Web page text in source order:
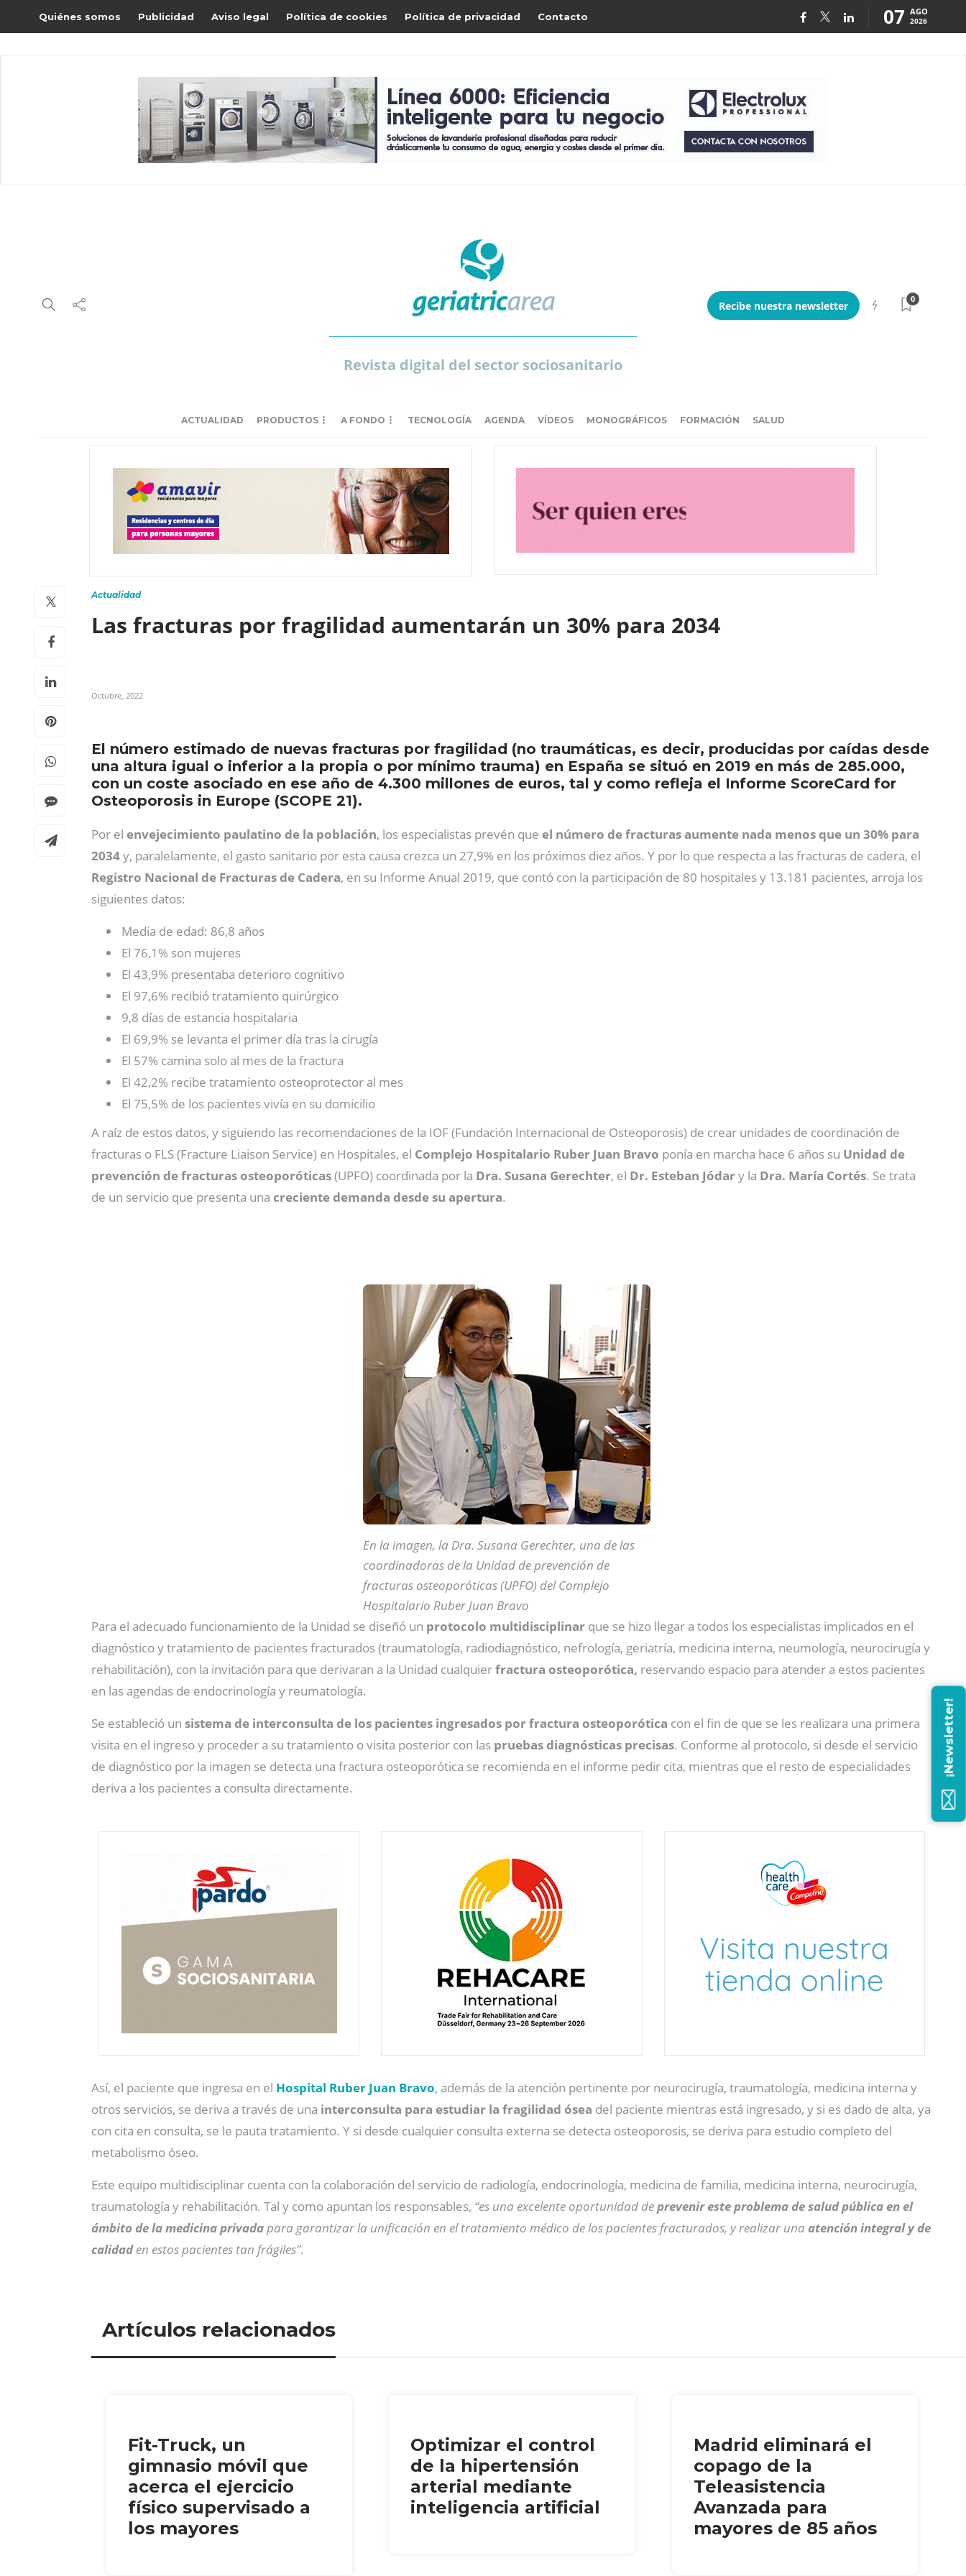
Quiénes somos Publicidad Aviso legal Política de cookies Política de privacidad Contacto 07 AGO
2026
Revista digital del sector sociosanitario
Recibe nuestra newsletter
0
ACTUALIDAD PRODUCTOS A FONDO TECNOLOGÍA AGENDA VÍDEOS MONOGRÁFICOS FORMACIÓN SALUD
Actualidad
Las fracturas por fragilidad aumentarán un 30% para 2034
Octubre, 2022
El número estimado de nuevas fracturas por fragilidad (no traumáticas, es decir, producidas por caídas desde
una altura igual o inferior a la propia o por mínimo trauma) en España se situó en 2019 en más de 285.000,
con un coste asociado en ese año de 4.300 millones de euros, tal y como refleja el Informe ScoreCard for
Osteoporosis in Europe (SCOPE 21).
Por el envejecimiento paulatino de la población, los especialistas prevén que el número de fracturas aumente nada menos que un 30% para
2034y, paralelamente, el gasto sanitario por esta causa crezca un 27,9% en los próximos diez años. Y por lo que respecta a las fracturas de cadera, el
Registro Nacional de Fracturas de Cadera, en su Informe Anual 2019, que contó con la participación de 80 hospitales y 13.181 pacientes, arroja los
siguientes datos:
Media de edad: 86,8 años
El 76,1% son mujeres
El 43,9% presentaba deterioro cognitivo
El 97,6% recibió tratamiento quirúrgico
9,8 días de estancia hospitalaria
El 69,9% se levanta el primer día tras la cirugía
El 57% camina solo al mes de la fractura
El 42,2% recibe tratamiento osteoprotector al mes
El 75,5% de los pacientes vivía en su domicilio
A raíz de estos datos, y siguiendo las recomendaciones de la IOF (Fundación Internacional de Osteoporosis) de crear unidades de coordinación de
fracturas o FLS (Fracture Liaison Service) en Hospitales, el Complejo Hospitalario Ruber Juan Bravo ponía en marcha hace 6 años su Unidad de
prevención de fracturas osteoporóticas(UPFO) coordinada por la Dra. Susana Gerechter, el Dr. Esteban Jódary la Dra. María Cortés. Se trata
de un servicio que presenta una creciente demanda desde su apertura.
En la imagen, la Dra. Susana Gerechter, una de las
coordinadoras de la Unidad de prevención de
fracturas osteoporóticas (UPFO) del Complejo
Hospitalario Ruber Juan Bravo
Para el adecuado funcionamiento de la Unidad se diseñó un protocolo multidisciplinar que se hizo llegar a todos los especialistas implicados en el
diagnóstico y tratamiento de pacientes fracturados (traumatología, radiodiagnóstico, nefrología, geriatría, medicina interna, neumología, neurocirugía y
rehabilitación), con la invitación para que derivaran a la Unidad cualquierfractura osteoporótica, reservando espacio para atender a estos pacientes
en las agendas de endocrinología y reumatología.
Se estableció un sistema de interconsulta de los pacientes ingresados por fractura osteoporótica con el fin de que se les realizara una primera
visita en el ingreso y proceder a su tratamiento o visita posterior con las pruebas diagnósticas precisas. Conforme al protocolo, si desde el servicio
de diagnóstico por la imagen se detecta una fractura osteoporótica se recomienda en el informe pedir cita, mientras que el resto de especialidades
deriva a los pacientes a consulta directamente.
Así, el paciente que ingresa en el Hospital Ruber Juan Bravo, además de la atención pertinente por neurocirugía, traumatología, medicina interna y
otros servicios, se deriva a través de una interconsulta para estudiar la fragilidad ósea del paciente mientras está ingresado, y si es dado de alta, ya
con cita en consulta, se le pauta tratamiento. Y si desde cualquier consulta externa se detecta osteoporosis, se deriva para estudio completo del
metabolismo óseo.
Este equipo multidisciplinar cuenta con la colaboración del servicio de radiología, endocrinología, medicina de familia, medicina interna, neurocirugía,
traumatología y rehabilitación. Tal y como apuntan los responsables, “es una excelente oportunidad deprevenir este problema de salud pública en el
ámbito de la medicina privadapara garantizar la unificación en el tratamiento médico de los pacientes fracturados, y realizar una atención integral y de
calidaden estos pacientes tan frágiles”.
Artículos relacionados
Fit-Truck, un
gimnasio móvil que
acerca el ejercicio
físico supervisado a
los mayores
Optimizar el control
de la hipertensión
arterial mediante
inteligencia artificial
Madrid eliminará el
copago de la
Teleasistencia
Avanzada para
mayores de 85 años
¡Newsletter!